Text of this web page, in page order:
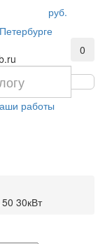
руб.
0
работы
30кВт